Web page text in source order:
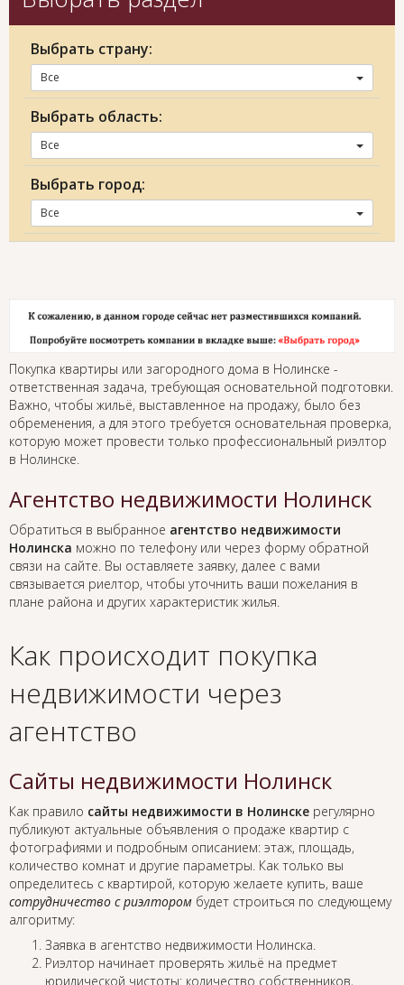
Выбрать страну:
Все
Выбрать область:
Все
Выбрать город:
Все
Покупка квартиры или загородного дома в Нолинске -
ответственная задача, требующая основательной подготовки.
Важно, чтобы жильё, выставленное на продажу, было без
обременения, а для этого требуется основательная проверка,
которую может провести только профессиональный риэлтор
в Нолинске.
Агентство недвижимости Нолинск
Обратиться в выбранное агентство недвижимости
Нолинска можно по телефону или через форму обратной
связи на сайте. Вы оставляете заявку, далее с вами
связывается риелтор, чтобы уточнить ваши пожелания в
плане района и других характеристик жилья.
Как происходит покупка
недвижимости через
агентство
Сайты недвижимости Нолинск
Как правило сайты недвижимости в Нолинске регулярно
публикуют актуальные объявления о продаже квартир с
фотографиями и подробным описанием: этаж, площадь,
количество комнат и другие параметры. Как только вы
определитесь с квартирой, которую желаете купить, ваше
сотрудничество с риэлтором будет строиться по следующему
алгоритму:
Заявка в агентство недвижимости Нолинска.
Риэлтор начинает проверять жильё на предмет
юридической чистоты: количество собственников,